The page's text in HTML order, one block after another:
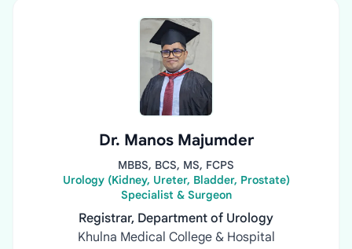
Dr. Manos Majumder
MBBS, BCS, MS, FCPS
Urology (Kidney, Ureter, Bladder, Prostate)
Specialist & Surgeon
Registrar, Department of Urology
Khulna Medical College & Hospital